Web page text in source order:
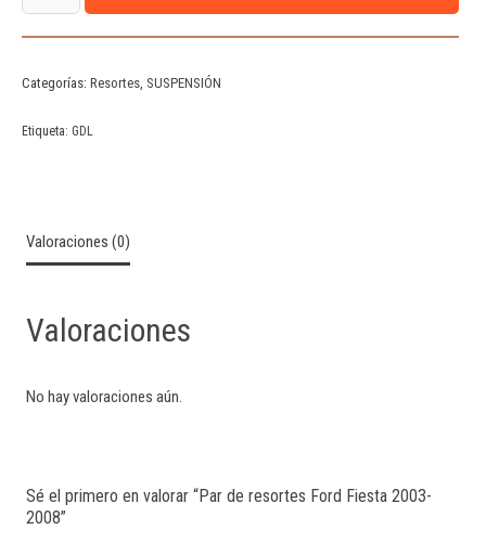
Categorías: Resortes, SUSPENSIÓN
Etiqueta: GDL
Valoraciones (0)
Valoraciones
No hay valoraciones aún.
Sé el primero en valorar “Par de resortes Ford Fiesta 2003-
2008”